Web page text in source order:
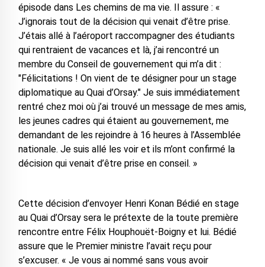
épisode dans Les chemins de ma vie. Il assure : «
J’ignorais tout de la décision qui venait d’être prise.
J’étais allé à l’aéroport raccompagner des étudiants
qui rentraient de vacances et là, j’ai rencontré un
membre du Conseil de gouvernement qui m’a dit :
"Félicitations ! On vient de te désigner pour un stage
diplomatique au Quai d’Orsay." Je suis immédiatement
rentré chez moi où j’ai trouvé un message de mes amis,
les jeunes cadres qui étaient au gouvernement, me
demandant de les rejoindre à 16 heures à l’Assemblée
nationale. Je suis allé les voir et ils m’ont confirmé la
décision qui venait d’être prise en conseil. »
Cette décision d’envoyer Henri Konan Bédié en stage
au Quai d’Orsay sera le prétexte de la toute première
rencontre entre Félix Houphouët-Boigny et lui. Bédié
assure que le Premier ministre l’avait reçu pour
s’excuser. « Je vous ai nommé sans vous avoir